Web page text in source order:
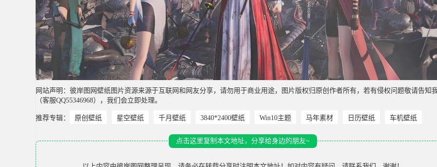
网站声明：彼岸图网壁纸图片资源来源于互联网和网友分享，请勿用于商业用途，图片版权归原创作者所有，若有侵权问题敬请告知
（客服QQ55346968），我们会立即处理。
推荐专辑： 原创壁纸 星空壁纸 千月壁纸 3840*2400壁纸 Win10主题 马年素材 日历壁纸 车机壁纸
点击这里复制本文地址，分享给身边的朋友~